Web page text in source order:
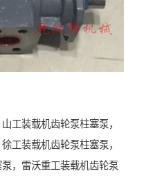
工装载机齿轮泵柱塞泵，
工装载机齿轮泵柱塞泵，
，雷沃重工装载机齿轮泵